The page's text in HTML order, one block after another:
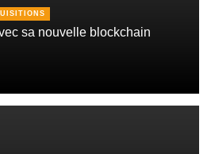
sa nouvelle blockchain